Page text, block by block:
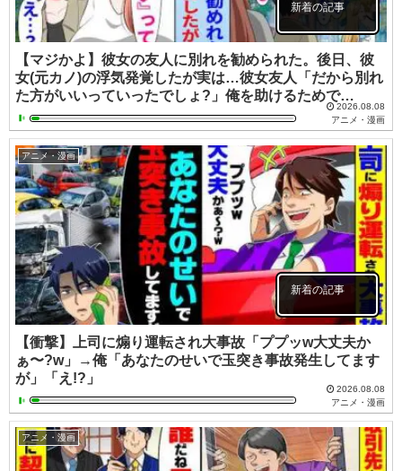
新着の記事
【マジかよ】彼女の友人に別れを勧められた。後日、彼
女(元カノ)の浮気発覚したが実は…彼女友人「だから別れ
た方がいいっていったでしょ?」俺を助けるためで…
2026.08.08
アニメ・漫画
アニメ・漫画
新着の記事
【衝撃】上司に煽り運転され大事故「ププッw大丈夫か
ぁ〜?w」→俺「あなたのせいで玉突き事故発生してます
が」「え!?」
2026.08.08
アニメ・漫画
アニメ・漫画